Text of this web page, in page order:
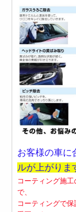
お客様の車に
ルが上がりま
コーティング施
で、
コーティングで